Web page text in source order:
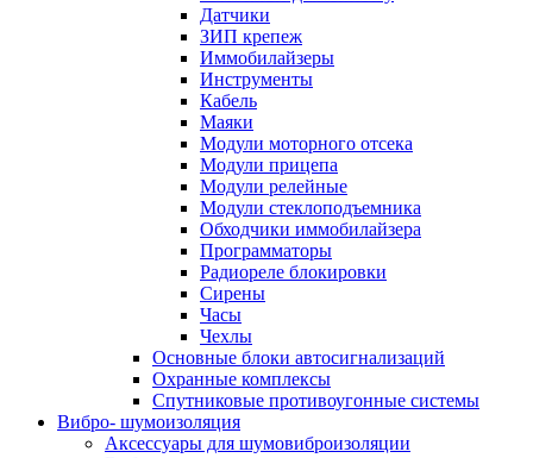
Датчики
ЗИП крепеж
Иммобилайзеры
Инструменты
Кабель
Маяки
Модули моторного отсека
Модули прицепа
Модули релейные
Модули стеклоподъемника
Обходчики иммобилайзера
Программаторы
Радиореле блокировки
Сирены
Часы
Чехлы
Основные блоки автосигнализаций
Охранные комплексы
Спутниковые противоугонные системы
Вибро- шумоизоляция
Аксессуары для шумовиброизоляции